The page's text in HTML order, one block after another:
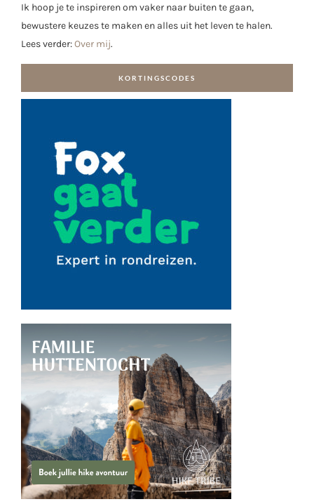
Ik hoop je te inspireren om vaker naar buiten te gaan,
bewustere keuzes te maken en alles uit het leven te halen.
Lees verder:Over mij.
KORTINGSCODES